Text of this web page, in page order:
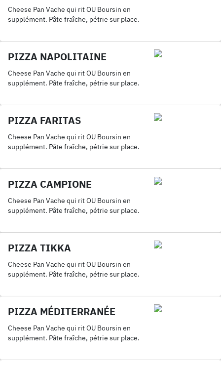
Cheese Pan Vache qui rit OU Boursin en
supplément. Pâte fraîche, pétrie sur place.
PIZZA NAPOLITAINE
Cheese Pan Vache qui rit OU Boursin en
supplément. Pâte fraîche, pétrie sur place.
PIZZA FARITAS
Cheese Pan Vache qui rit OU Boursin en
supplément. Pâte fraîche, pétrie sur place.
PIZZA CAMPIONE
Cheese Pan Vache qui rit OU Boursin en
supplément. Pâte fraîche, pétrie sur place.
PIZZA TIKKA
Cheese Pan Vache qui rit OU Boursin en
supplément. Pâte fraîche, pétrie sur place.
PIZZA MÉDITERRANÉE
Cheese Pan Vache qui rit OU Boursin en
supplément. Pâte fraîche, pétrie sur place.